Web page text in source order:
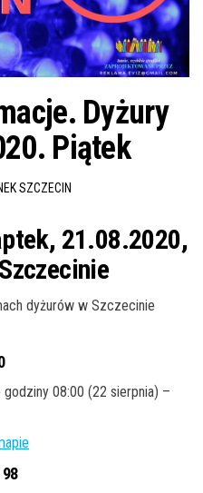
ę
Dyżury
Piątek
SZCZECIN
21.08.2020,
dyżurów w Szczecinie
08:00 (22 sierpnia) –